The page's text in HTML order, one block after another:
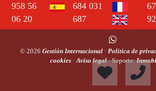
958 56
06 20
684 031
687
© 2026 Gestión Internacional · Política de
cookies ·Aviso legal· Soporte: